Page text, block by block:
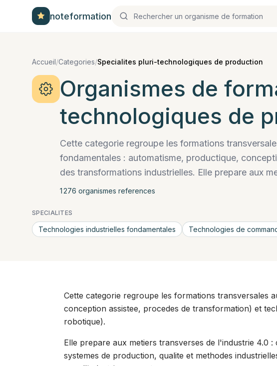
noteformation
Accueil/Categories/Specialites pluri-technologiques de production
Organismes de
technologiques de
Cette categorie regroupe les formations
fondamentales : automatisme, productique,
des transformations industrielles. Elle prepare aux
1 276 organismes references
SPECIALITES
Technologies industrielles fondamentales Technologies de
Cette categorie regroupe les formations transversales
conception assistee, procedes de transformation) et
robotique).
Elle prepare aux metiers transverses de l'industrie 4.0
systemes de production, qualite et methodes